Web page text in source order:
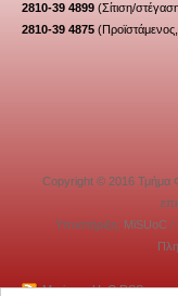
2810-39 4899 (Σίτιση/
2810-39 4875
Copyright © 2016 Τμήμα
Υποστήριξη: MiSUoC /
Merimna-UoC RSS